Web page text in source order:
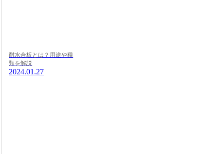
耐水合板とは？用途や種
類を解説
2024.01.27